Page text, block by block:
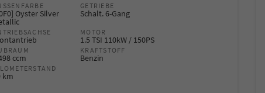
Oyster Silver
GETRIEBE
Schalt. 6-Gang
MOTOR
1.5 TSI 110kW / 150PS
ccm
KRAFTSTOFF
Benzin
km